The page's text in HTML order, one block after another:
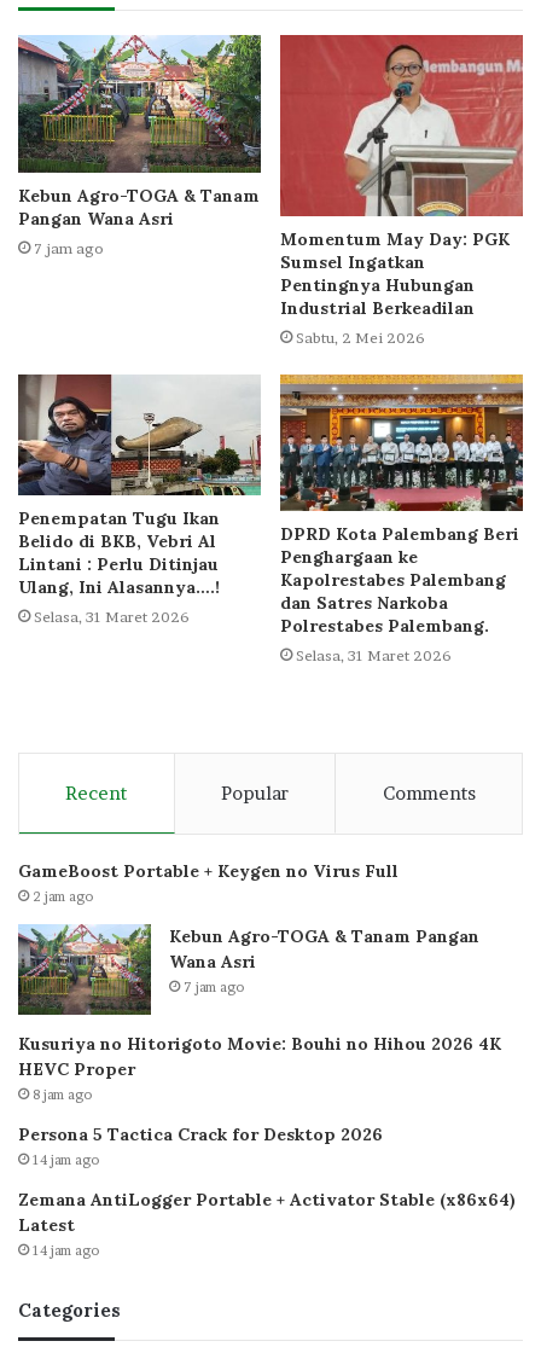
Kebun Agro-TOGA & Tanam
Pangan Wana Asri
7 jam ago
Momentum May Day: PGK
Sumsel Ingatkan
Pentingnya Hubungan
Industrial Berkeadilan
Sabtu, 2 Mei 2026
Penempatan Tugu Ikan
Belido di BKB, Vebri Al
Lintani : Perlu Ditinjau
Ulang, Ini Alasannya….!
Selasa, 31 Maret 2026
DPRD Kota Palembang Beri
Penghargaan ke
Kapolrestabes Palembang
dan Satres Narkoba
Polrestabes Palembang.
Selasa, 31 Maret 2026
Recent Popular Comments
GameBoost Portable + Keygen no Virus Full
2 jam ago
Kebun Agro-TOGA & Tanam Pangan
Wana Asri
7 jam ago
Kusuriya no Hitorigoto Movie: Bouhi no Hihou 2026 4K
HEVC Proper
8 jam ago
Persona 5 Tactica Crack for Desktop 2026
14 jam ago
Zemana AntiLogger Portable + Activator Stable (x86x64)
Latest
14 jam ago
Categories